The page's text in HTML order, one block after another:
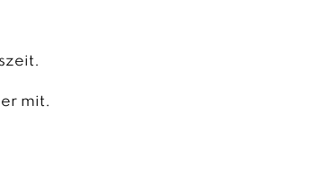
mit.